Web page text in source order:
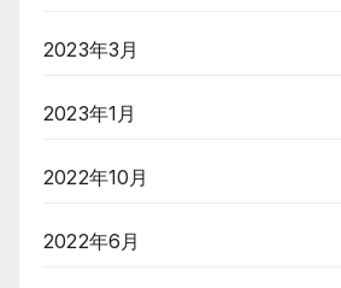
2023年3月
2023年1月
2022年10月
2022年6月